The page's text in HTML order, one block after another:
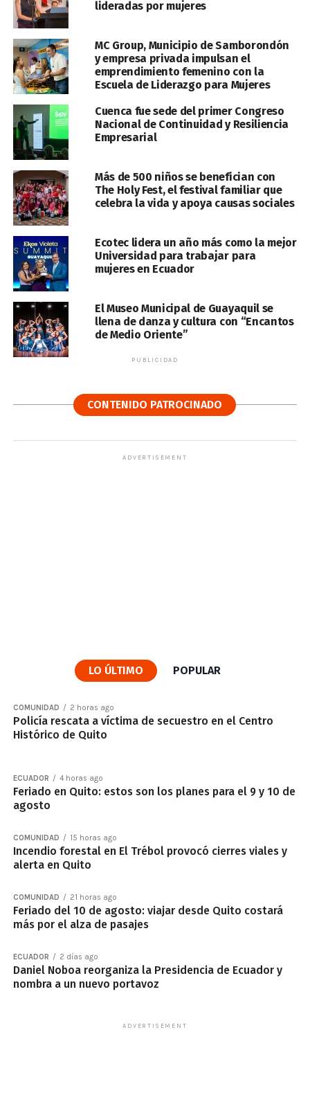
lideradas por mujeres
MC Group, Municipio de Samborondón
y empresa privada impulsan el
emprendimiento femenino con la
Escuela de Liderazgo para Mujeres
Cuenca fue sede del primer Congreso
Nacional de Continuidad y Resiliencia
Empresarial
Más de 500 niños se benefician con
The Holy Fest, el festival familiar que
celebra la vida y apoya causas sociales
Ecotec lidera un año más como la mejor
Universidad para trabajar para
mujeres en Ecuador
El Museo Municipal de Guayaquil se
llena de danza y cultura con “Encantos
de Medio Oriente”
PUBLICIDAD
CONTENIDO PATROCINADO
ADVERTISEMENT
LO ÚLTIMO POPULAR
COMUNIDAD 2 horas ago
Policía rescata a víctima de secuestro en el Centro
Histórico de Quito
ECUADOR 4 horas ago
Feriado en Quito: estos son los planes para el 9 y 10 de
agosto
COMUNIDAD 15 horas ago
Incendio forestal en El Trébol provocó cierres viales y
alerta en Quito
COMUNIDAD 21 horas ago
Feriado del 10 de agosto: viajar desde Quito costará
más por el alza de pasajes
ECUADOR 2 días ago
Daniel Noboa reorganiza la Presidencia de Ecuador y
nombra a un nuevo portavoz
ADVERTISEMENT